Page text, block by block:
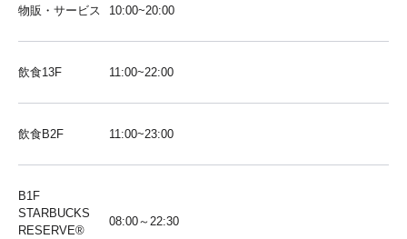
物販・サービス 10:00~20:00
飲食13F 11:00~22:00
飲食B2F 11:00~23:00
B1F
STARBUCKS
RESERVE®︎
08:00～22:30